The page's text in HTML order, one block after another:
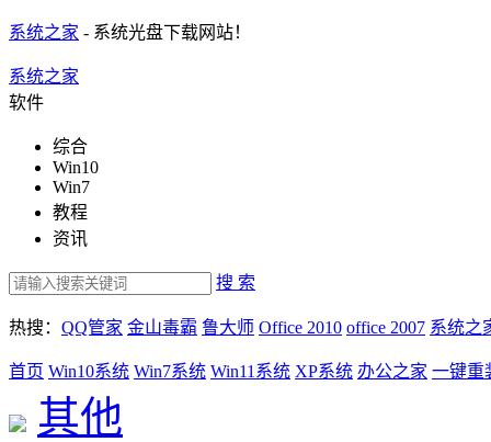
系统之家 - 系统光盘下载网站！
系统之家
软件
综合
Win10
Win7
教程
资讯
搜 索
热搜： QQ管家 金山毒霸 鲁大师 Office 2010 office 2007 系统之
首页 Win10系统 Win7系统 Win11系统 XP系统 办公之家 一键重
其他